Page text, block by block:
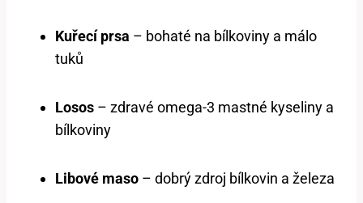
Kuřecí prsa – bohaté na bílkoviny a málo
tuků
Losos – zdravé omega-3 mastné kyseliny a
bílkoviny
Libové maso – dobrý zdroj bílkovin a železa